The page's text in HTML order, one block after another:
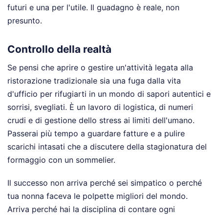
futuri e una per l'utile. Il guadagno è reale, non
presunto.
Controllo della realtà
Se pensi che aprire o gestire un'attività legata alla
ristorazione tradizionale sia una fuga dalla vita
d'ufficio per rifugiarti in un mondo di sapori autentici e
sorrisi, svegliati. È un lavoro di logistica, di numeri
crudi e di gestione dello stress ai limiti dell'umano.
Passerai più tempo a guardare fatture e a pulire
scarichi intasati che a discutere della stagionatura del
formaggio con un sommelier.
Il successo non arriva perché sei simpatico o perché
tua nonna faceva le polpette migliori del mondo.
Arriva perché hai la disciplina di contare ogni